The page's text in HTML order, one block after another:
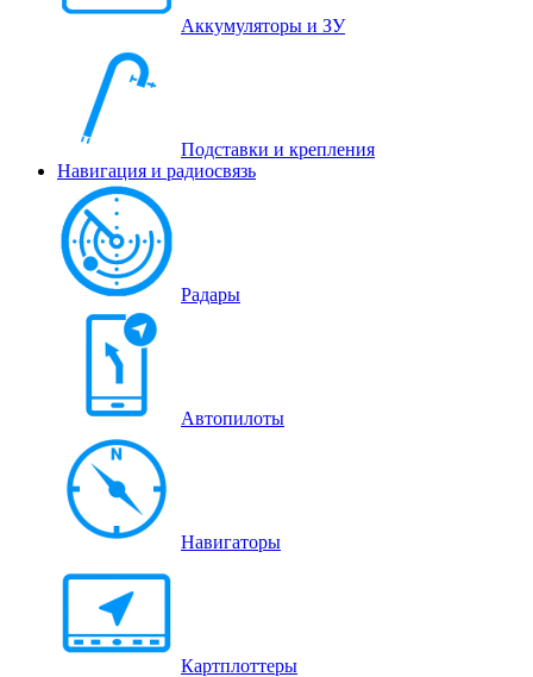
Аккумуляторы и ЗУ
Подставки и крепления
Навигация и радиосвязь
Радары
Автопилоты
Навигаторы
Картплоттеры